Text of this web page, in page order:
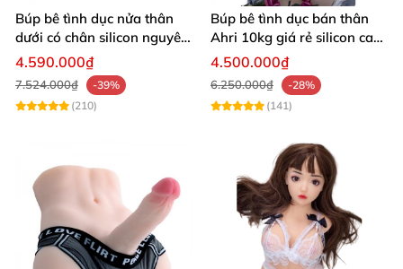
Búp bê tình dục nửa thân
dưới có chân silicon nguyên
khối giá rẻ
4.590.000₫
7.524.000₫
-39%
(210)
Búp bê tình dục bán thân
Ahri 10kg giá rẻ silicon cao
cấp
4.500.000₫
6.250.000₫
-28%
(141)